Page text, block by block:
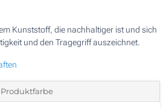
Kunststoff, die nachhaltiger ist und sich
und den Tragegriff auszeichnet.
Produktfarbe